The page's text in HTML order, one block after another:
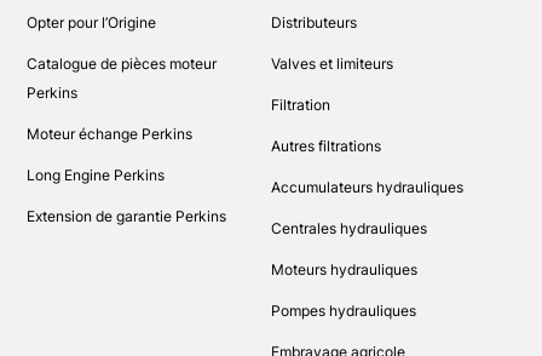
Opter pour l’Origine
Catalogue de pièces moteur
Perkins
Moteur échange Perkins
Long Engine Perkins
Extension de garantie Perkins
Distributeurs
Valves et limiteurs
Filtration
Autres filtrations
Accumulateurs hydrauliques
Centrales hydrauliques
Moteurs hydrauliques
Pompes hydrauliques
Embrayage agricole